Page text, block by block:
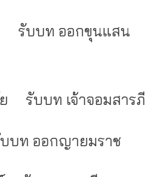
รับบท ออกขุนแสน
รับบท เจ้าจอมสารภี
บท ออกญายมราช